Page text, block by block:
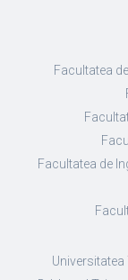
Facultatea
Facultatea de